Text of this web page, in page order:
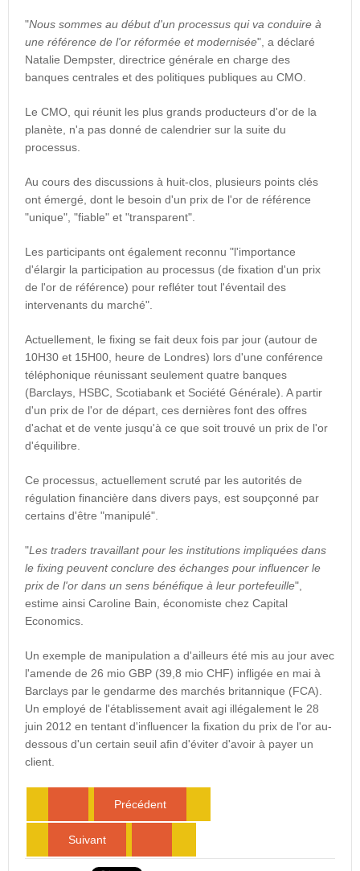
"Nous sommes au début d'un processus qui va conduire à
une référence de l'or réformée et modernisée", a déclaré
Natalie Dempster, directrice générale en charge des
banques centrales et des politiques publiques au CMO.
Le CMO, qui réunit les plus grands producteurs d'or de la
planète, n'a pas donné de calendrier sur la suite du
processus.
Au cours des discussions à huit-clos, plusieurs points clés
ont émergé, dont le besoin d'un prix de l'or de référence
"unique", "fiable" et "transparent".
Les participants ont également reconnu "l'importance
d'élargir la participation au processus (de fixation d'un prix
de l'or de référence) pour refléter tout l'éventail des
intervenants du marché".
Actuellement, le fixing se fait deux fois par jour (autour de
10H30 et 15H00, heure de Londres) lors d'une conférence
téléphonique réunissant seulement quatre banques
(Barclays, HSBC, Scotiabank et Société Générale). A partir
d'un prix de l'or de départ, ces dernières font des offres
d'achat et de vente jusqu'à ce que soit trouvé un prix de l'or
d'équilibre.
Ce processus, actuellement scruté par les autorités de
régulation financière dans divers pays, est soupçonné par
certains d'être "manipulé".
"Les traders travaillant pour les institutions impliquées dans
le fixing peuvent conclure des échanges pour influencer le
prix de l'or dans un sens bénéfique à leur portefeuille",
estime ainsi Caroline Bain, économiste chez Capital
Economics.
Un exemple de manipulation a d'ailleurs été mis au jour avec
l'amende de 26 mio GBP (39,8 mio CHF) infligée en mai à
Barclays par le gendarme des marchés britannique (FCA).
Un employé de l'établissement avait agi illégalement le 28
juin 2012 en tentant d'influencer la fixation du prix de l'or au-
dessous d'un certain seuil afin d'éviter d'avoir à payer un
client.
Précédent
Suivant